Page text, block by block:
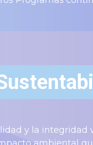
y la integridad